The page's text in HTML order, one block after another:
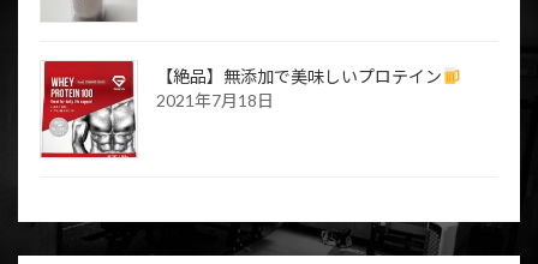
【絶品】無添加で美味しいプロテイン
2021年7月18日